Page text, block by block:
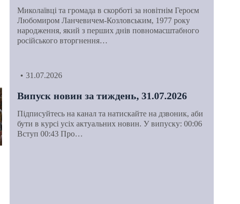
Миколаївці та громада в скорботі за новітнім Героєм
Любомиром Ланчевичем-Козловським, 1977 року
народження, який з перших днів повномасштабного
російського вторгнення…
31.07.2026
Випуск новин за тиждень, 31.07.2026
Підписуйтесь на канал та натискайте на дзвоник, аби
бути в курсі усіх актуальних новин. У випуску: 00:06
Вступ 00:43 Про…